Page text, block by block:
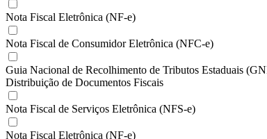
Nota Fiscal Eletrônica (NF-e)
Nota Fiscal de Consumidor Eletrônica (NFC-e)
Guia Nacional de Recolhimento de Tributos Estaduais
Distribuição de Documentos Fiscais
Nota Fiscal de Serviços Eletrônica (NFS-e)
Nota Fiscal Eletrônica (NF-e)